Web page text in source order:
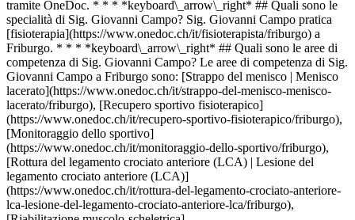
tramite OneDoc. * * * *keyboard\_arrow\_right* ## Quali sono le
specialità di Sig. Giovanni Campo? Sig. Giovanni Campo pratica
[fisioterapia](https://www.onedoc.ch/it/fisioterapista/friburgo) a
Friburgo. * * * *keyboard\_arrow\_right* ## Quali sono le aree di
competenza di Sig. Giovanni Campo? Le aree di competenza di Sig.
Giovanni Campo a Friburgo sono: [Strappo del menisco | Menisco
lacerato](https://www.onedoc.ch/it/strappo-del-menisco-menisco-
lacerato/friburgo), [Recupero sportivo fisioterapico]
(https://www.onedoc.ch/it/recupero-sportivo-fisioterapico/friburgo),
[Monitoraggio dello sportivo]
(https://www.onedoc.ch/it/monitoraggio-dello-sportivo/friburgo),
[Rottura del legamento crociato anteriore (LCA) | Lesione del
legamento crociato anteriore (LCA)]
(https://www.onedoc.ch/it/rottura-del-legamento-crociato-anteriore-
lca-lesione-del-legamento-crociato-anteriore-lca/friburgo),